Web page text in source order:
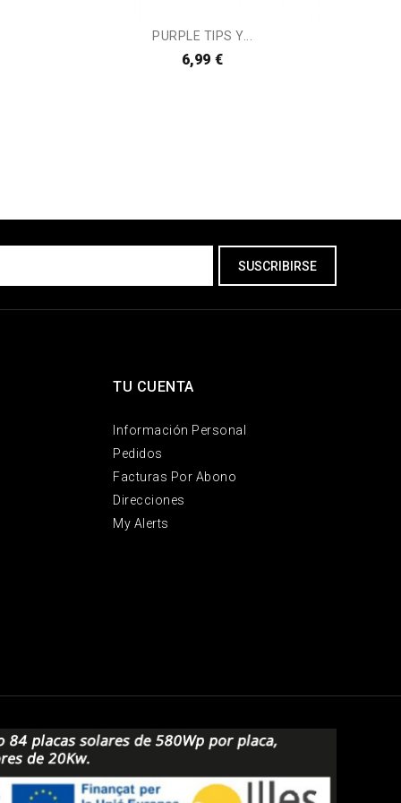
PURPLE TIPS Y...
6,99 €
TU CUENTA
Información Personal
Pedidos
Facturas Por Abono
Direcciones
My Alerts